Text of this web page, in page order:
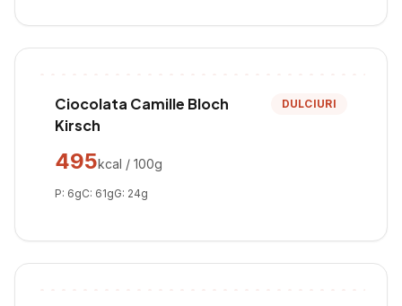
Ciocolata Camille Bloch
Kirsch
DULCIURI
495kcal / 100g
P: 6gC: 61gG: 24g